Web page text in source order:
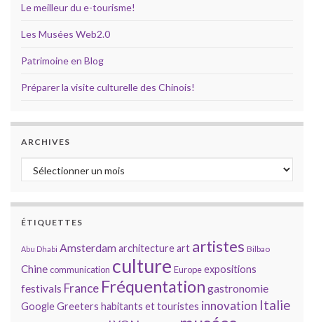
Le meilleur du e-tourisme!
Les Musées Web2.0
Patrimoine en Blog
Préparer la visite culturelle des Chinois!
ARCHIVES
Archives
ÉTIQUETTES
Abu Dhabi Amsterdamarchitectureart artistes Bilbao
Chinecommunication culture Europeexpositions
festivals France Fréquentation gastronomie
GoogleGreeters habitants et touristes innovation Italie